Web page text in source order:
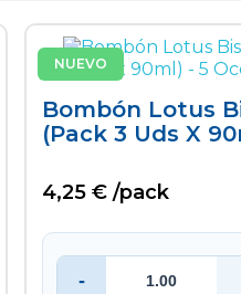
Bombón Lotus
(pack 3 Uds X
4,25 € /pack
-
NUEVO